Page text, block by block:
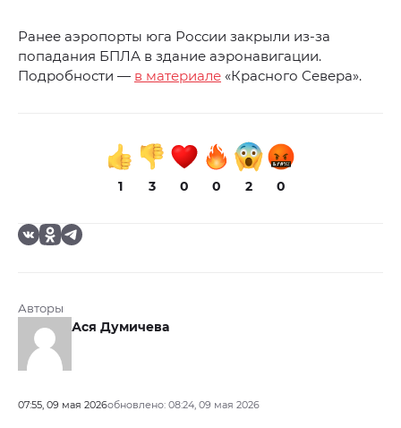
Ранее аэропорты юга России закрыли из-за
попадания БПЛА в здание аэронавигации.
Подробности — в материале «Красного Севера».
1 3 0 0 2 0
Авторы
Ася Думичева
07:55, 09 мая 2026обновлено: 08:24, 09 мая 2026